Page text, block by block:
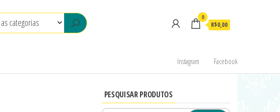
0
R$0,00
Instagram Facebook
PESQUISAR PRODUTOS